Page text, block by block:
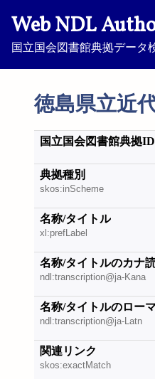
Web NDL
国立国会図書館典拠データ
徳島県立近
国立国会図書館典拠ID
典拠種別
skos:inScheme
名称/タイトル
xl:prefLabel
名称/タイトルのカナ
ndl:transcription@ja-Kana
名称/タイトルのロー
ndl:transcription@ja-Latn
関連リンク
skos:exactMatch